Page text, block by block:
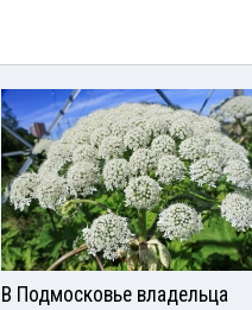
В Подмосковье владельца